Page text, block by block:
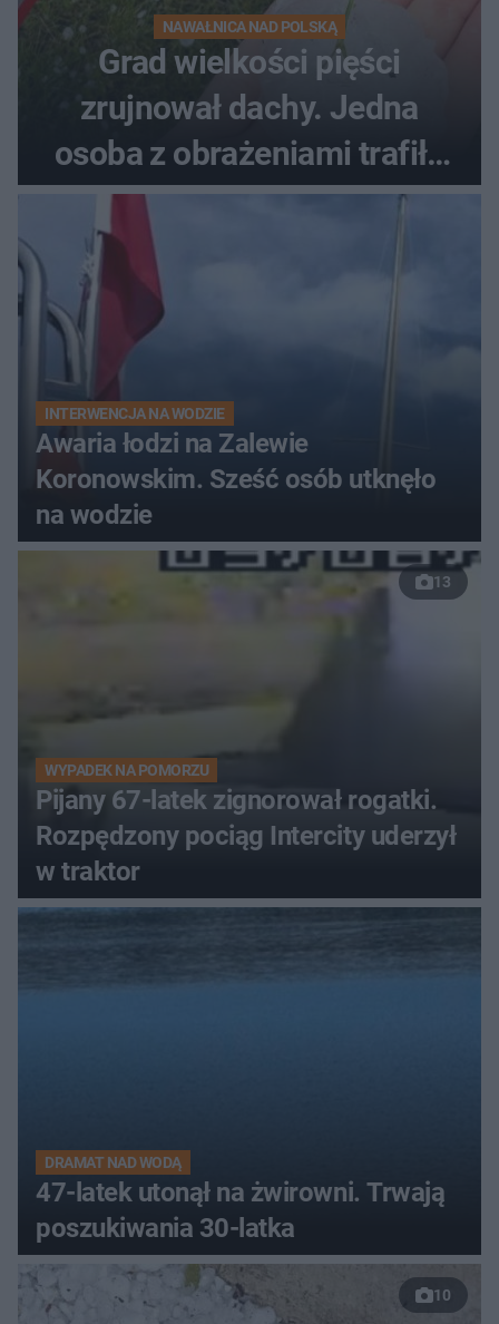
NAWAŁNICA NAD POLSKĄ
Grad wielkości pięści
zrujnował dachy. Jedna
osoba z obrażeniami trafiła
do szpitala
INTERWENCJA NA WODZIE
Awaria łodzi na Zalewie
Koronowskim. Sześć osób utknęło
na wodzie
13
WYPADEK NA POMORZU
Pijany 67-latek zignorował rogatki.
Rozpędzony pociąg Intercity uderzył
w traktor
DRAMAT NAD WODĄ
47-latek utonął na żwirowni. Trwają
poszukiwania 30-latka
10